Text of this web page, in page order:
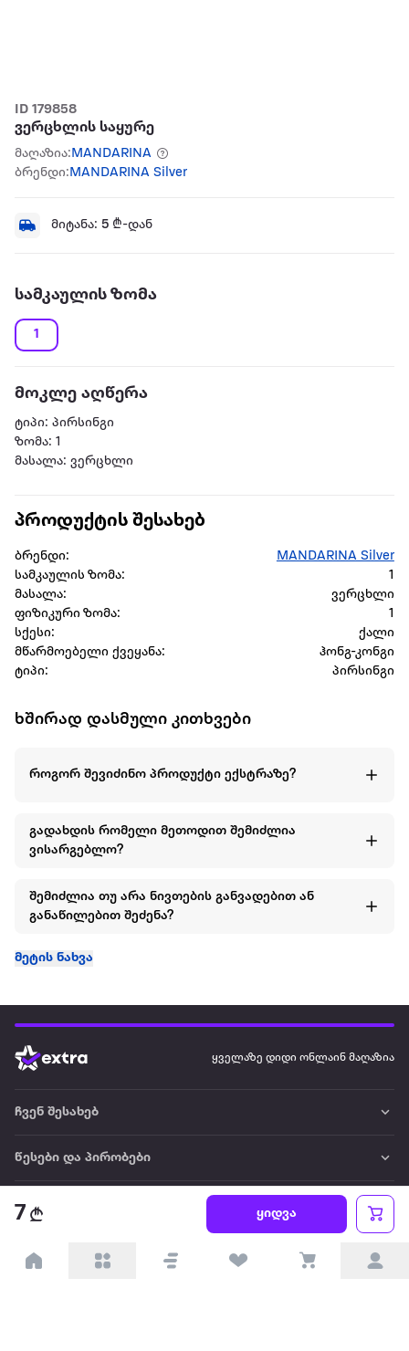
ID 179858
ვერცხლის საყურე
მაღაზია: MANDARINA
ბრენდი: MANDARINA Silver
მიტანა: 5 ₾-დან
სამკაულის ზომა
1
მოკლე აღწერა
ტიპი: პირსინგი
ზომა: 1
მასალა: ვერცხლი
7 ყიდვა
პროდუქტის შესახებ
ბრენდი:
MANDARINA Silver
სამკაულის ზომა:
1
მასალა:
ვერცხლი
ფიზიკური ზომა:
1
სქესი:
ქალი
მწარმოებელი ქვეყანა:
ჰონგ-კონგი
ტიპი:
პირსინგი
ხშირად დასმული კითხვები
როგორ შევიძინო პროდუქტი ექსტრაზე?
გადახდის რომელი მეთოდით შემიძლია
ვისარგებლო?
შემიძლია თუ არა ნივთების განვადებით ან
განაწილებით შეძენა?
მეტის ნახვა
ყველაზე დიდი ონლაინ მაღაზია
ჩვენ შესახებ
წესები და პირობები
პარტნიორებისთვის